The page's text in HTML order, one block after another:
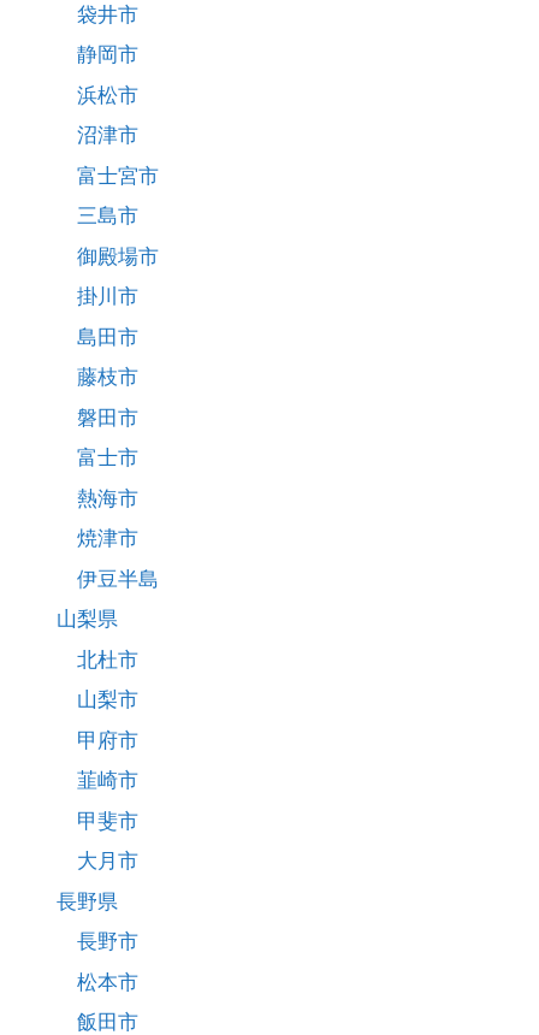
袋井市
静岡市
浜松市
沼津市
富士宮市
三島市
御殿場市
掛川市
島田市
藤枝市
磐田市
富士市
熱海市
焼津市
伊豆半島
山梨県
北杜市
山梨市
甲府市
韮崎市
甲斐市
大月市
長野県
長野市
松本市
飯田市